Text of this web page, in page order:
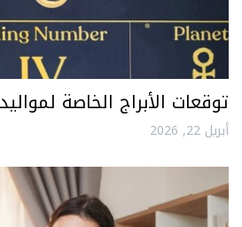
توقعات الأبراج الخاصة لمواليد اليوم
أبريل 22, 2026